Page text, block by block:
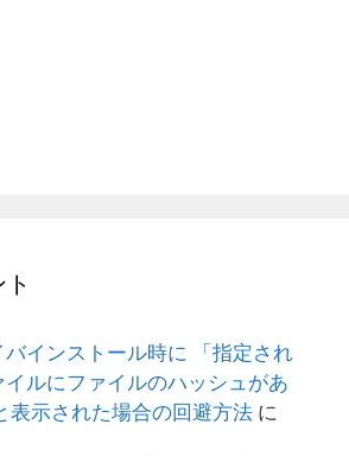
インストール時に 「指定され
ルにファイルのハッシュがあ
表示された場合の回避方法 に